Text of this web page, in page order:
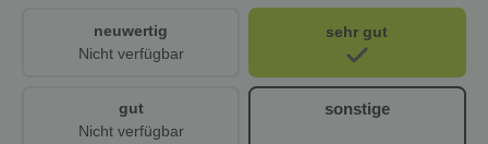
neuwertig
Nicht verfügbar
sehr gut
gut
Nicht verfügbar
sonstige